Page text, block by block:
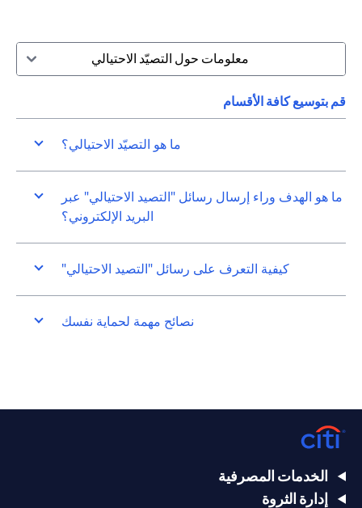
معلومات حول التصيّد الاحتيالي
قم بتوسيع كافة الأقسام
ما هو التصيّد الاحتيالي؟
ما هو الهدف وراء إرسال رسائل "التصيد الاحتيالي" عبر
البريد الإلكتروني؟
كيفية التعرف على رسائل "التصيد الاحتيالي"
نصائح مهمة لحماية نفسك
الخدمات المصرفية
إدارة الثروة